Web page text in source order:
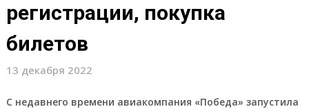
регистрации, покупка
билетов
13 декабря 2022
С недавнего времени авиакомпания «Победа» запустила